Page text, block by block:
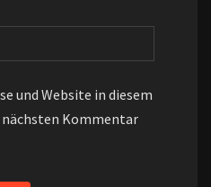
und Website in diesem
Kommentar